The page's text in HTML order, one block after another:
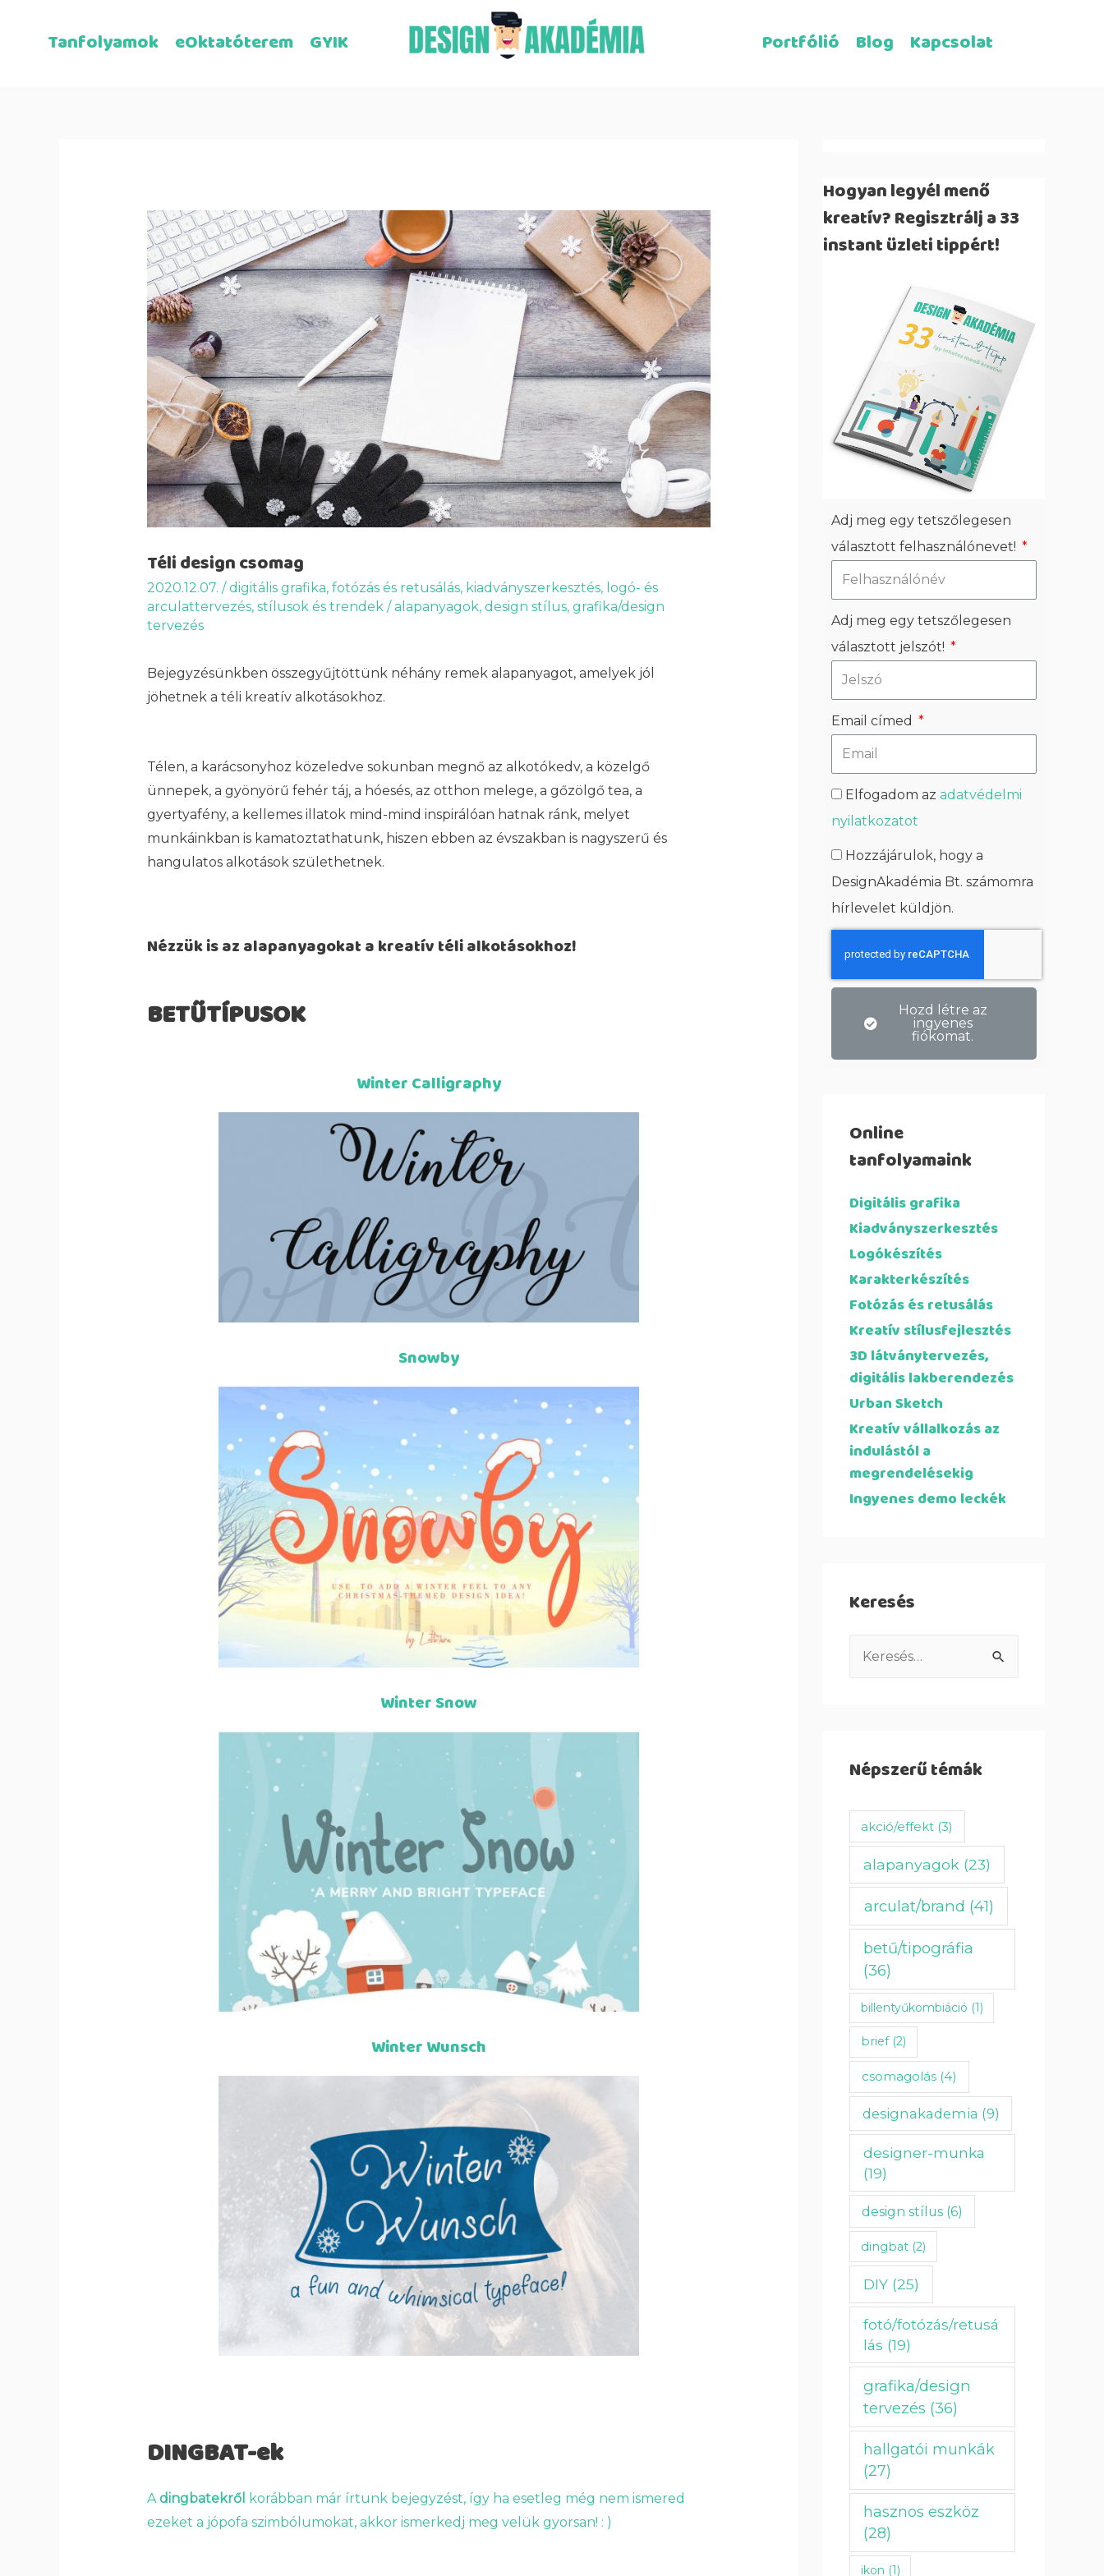
Tanfolyamok eOktatóterem GYIK Portfólió Blog Kapcsolat
Téli design csomag
2020.12.07. /digitális grafika, fotózás és retusálás, kiadványszerkesztés, logó- és
arculattervezés, stílusok és trendek/alapanyagok, design stílus, grafika/design
tervezés
Bejegyzésünkben összegyűjtöttünk néhány remek alapanyagot, amelyek jól
jöhetnek a téli kreatív alkotásokhoz.
Télen, a karácsonyhoz közeledve sokunban megnő az alkotókedv, a közelgő
ünnepek, a gyönyörű fehér táj, a hóesés, az otthon melege, a gőzölgő tea, a
gyertyafény, a kellemes illatok mind-mind inspirálóan hatnak ránk, melyet
munkáinkban is kamatoztathatunk, hiszen ebben az évszakban is nagyszerű és
hangulatos alkotások születhetnek.
Nézzük is az alapanyagokat a kreatív téli alkotásokhoz!
BETŰTÍPUSOK
Winter Calligraphy
Snowby
Winter Snow
Winter Wunsch
DINGBAT-ek
Adingbatekről
korábban már írtunk bejegyzést, így ha esetleg még nem ismered
ezeket a jópofa szimbólumokat, akkor ismerkedj meg velük gyorsan! : )
Hogyan legyél menő
kreatív? Regisztrálj a 33
instant üzleti tippért!
Adj meg egy tetszőlegesen
választott felhasználónevet!
Adj meg egy tetszőlegesen
választott jelszót!
Email címed
Elfogadom az adatvédelmi
nyilatkozatot
Hozzájárulok, hogy a
DesignAkadémia Bt. számomra
hírlevelet küldjön.
Hozd létre az
ingyenes
fiókomat.
Online
tanfolyamaink
Digitális grafika
Kiadványszerkesztés
Logókészítés
Karakterkészítés
Fotózás és retusálás
Kreatív stílusfejlesztés
3D látványtervezés,
digitális lakberendezés
Urban Sketch
Kreatív vállalkozás az
indulástól a
megrendelésekig
Ingyenes demo leckék
Keresés
Népszerű témák
akció/effekt (3)
alapanyagok (23)
arculat/brand (41)
betű/tipográfia
(36)
billentyűkombiáció (1)
brief(2)
csomagolás(4)
designakademia (9)
designer-munka
(19)
design stílus (6)
dingbat (2)
DIY(25)
fotó/fotózás/retusá
lás (19)
grafika/design
tervezés (36)
hallgatói munkák
(27)
hasznos eszköz
(28)
ikon (1)